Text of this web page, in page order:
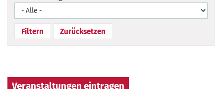
Veranstaltungen eintragen